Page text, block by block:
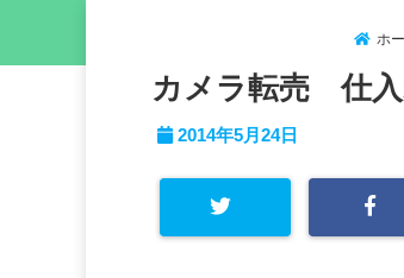
ホ
カメラ転売 仕入
2014年5月24日